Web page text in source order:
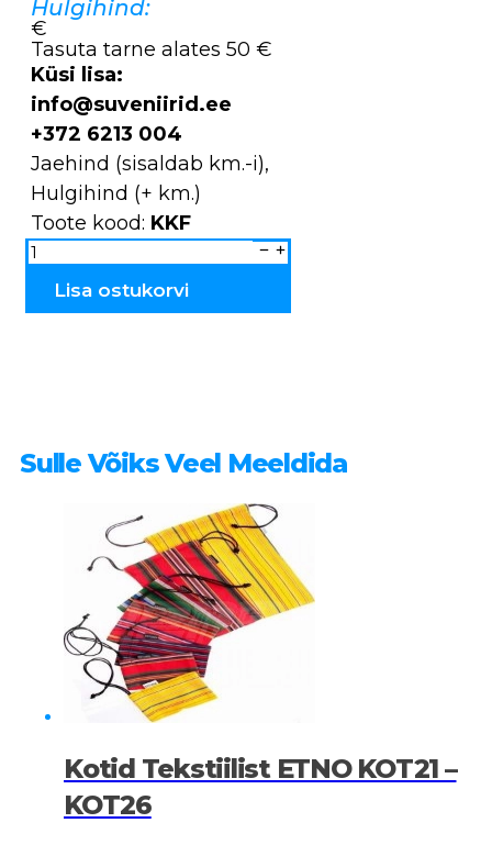
Hulgihind:
€
Tasuta tarne alates 50 €
Küsi lisa:
info@suveniirid.ee
+372 6213 004
Jaehind (sisaldab km.-i),
Hulgihind (+ km.)
Toote kood: KKF
Küünlajalad
2
figuuriga
kogusLisa ostukorvi
Sulle Võiks Veel Meeldida
Kotid Tekstiilist ETNO KOT21 –
KOT26